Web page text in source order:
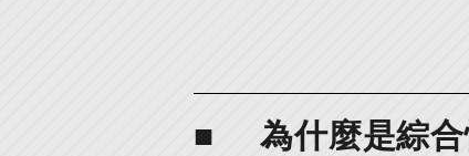
為什麼是綜合